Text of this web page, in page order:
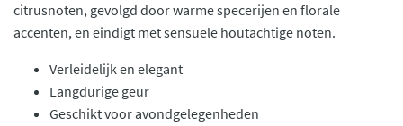
citrusnoten, gevolgd door warme specerijen en florale
accenten, en eindigt met sensuele houtachtige noten.
Verleidelijk en elegant
Langdurige geur
Geschikt voor avondgelegenheden